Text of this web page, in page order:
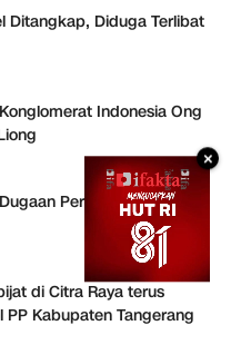
Ditangkap, Diduga Terlibat
Indonesia Ong
Perakitan HP
di Citra Raya terus
Kabupaten Tangerang
×